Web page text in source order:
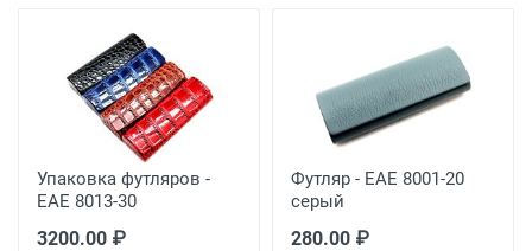
Упаковка футляров -
EAE 8013-30
3200.00 ₽
Футляр - EAE 8001-20
серый
280.00 ₽